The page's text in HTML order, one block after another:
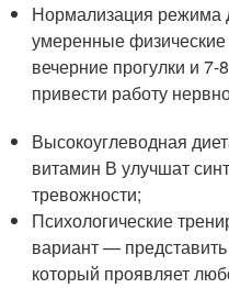
Нормализация режима
умеренные физические
вечерние прогулки и
привести работу
Высокоуглеводная
витамин В улучшат
тревожности;
Психологические
вариант —
который проявляет